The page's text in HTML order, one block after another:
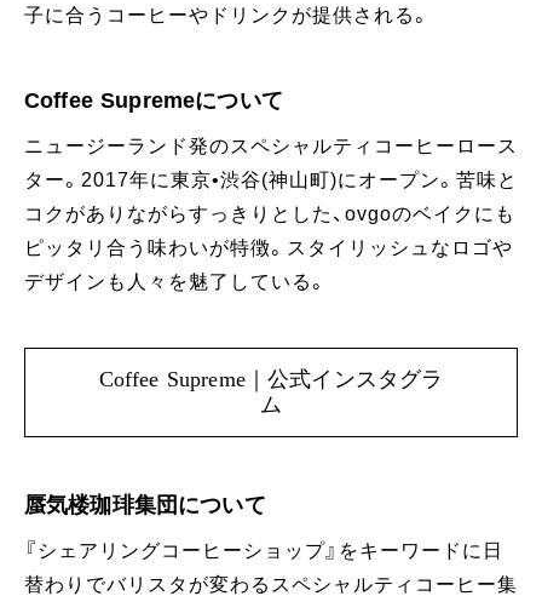
子に合うコーヒーやドリンクが提供される。
Coffee Supremeについて
ニュージーランド発のスペシャルティコーヒーロース
ター。2017年に東京•渋谷(神山町)にオープン。苦味と
コクがありながらすっきりとした、ovgoのベイクにも
ピッタリ合う味わいが特徴。スタイリッシュなロゴや
デザインも人々を魅了している。
Coffee Supreme｜公式インスタグラ
ム
蜃気楼珈琲集団について
『シェアリングコーヒーショップ』をキーワードに日
替わりでバリスタが変わるスペシャルティコーヒー集